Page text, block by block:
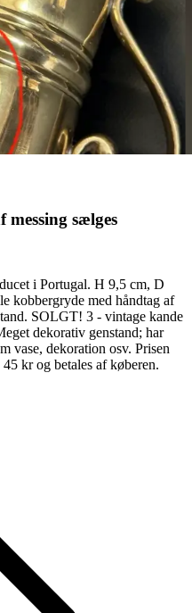
sælges
i Portugal. H 9,5 cm, D
kobbergryde med håndtag af
SOLGT! 3 - vintage kande
dekorativ genstand; har
vase, dekoration osv. Prisen
kr og betales af køberen.